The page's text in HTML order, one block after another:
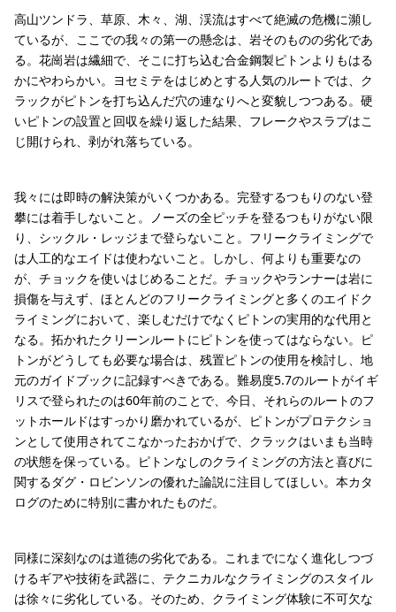
高山ツンドラ、草原、木々、湖、渓流はすべて絶滅の危機に瀕し
ているが、ここでの我々の第一の懸念は、岩そのものの劣化であ
る。花崗岩は繊細で、そこに打ち込む合金鋼製ピトンよりもはる
かにやわらかい。ヨセミテをはじめとする人気のルートでは、ク
ラックがピトンを打ち込んだ穴の連なりへと変貌しつつある。硬
いピトンの設置と回収を繰り返した結果、フレークやスラブはこ
じ開けられ、剥がれ落ちている。
我々には即時の解決策がいくつかある。完登するつもりのない登
攀には着手しないこと。ノーズの全ピッチを登るつもりがない限
り、シックル・レッジまで登らないこと。フリークライミングで
は人工的なエイドは使わないこと。しかし、何よりも重要なの
が、チョックを使いはじめることだ。チョックやランナーは岩に
損傷を与えず、ほとんどのフリークライミングと多くのエイドク
ライミングにおいて、楽しむだけでなくピトンの実用的な代用と
なる。拓かれたクリーンルートにピトンを使ってはならない。ピ
トンがどうしても必要な場合は、残置ピトンの使用を検討し、地
元のガイドブックに記録すべきである。難易度5.7のルートがイギ
リスで登られたのは60年前のことで、今日、それらのルートのフ
ットホールドはすっかり磨かれているが、ピトンがプロテクショ
ンとして使用されてこなかったおかげで、クラックはいまも当時
の状態を保っている。ピトンなしのクライミングの方法と喜びに
関するダグ・ロビンソンの優れた論説に注目してほしい。本カタ
ログのために特別に書かれたものだ。
同様に深刻なのは道徳の劣化である。これまでになく進化しつづ
けるギアや技術を武器に、テクニカルなクライミングのスタイル
は徐々に劣化している。そのため、クライミング体験に不可欠な